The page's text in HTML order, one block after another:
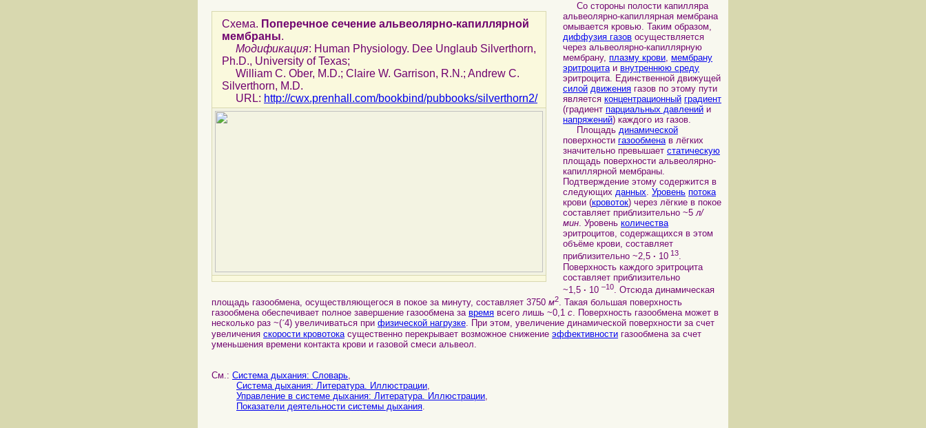
Схема. Поперечное сечение альвеолярно-капиллярной
мембраны.
Модификация: Human Physiology. Dee Unglaub Silverthorn,
Ph.D., University of Texas;
William C. Ober, M.D.; Claire W. Garrison, R.N.; Andrew C.
Silverthorn, M.D.
URL: http://cwx.prenhall.com/bookbind/pubbooks/silverthorn2/
Со стороны полости капилляра
альвеолярно-капиллярная мембрана
омывается кровью. Таким образом,
диффузия газов осуществляется
через альвеолярно-капиллярную
мембрану, плазму крови, мембрану
эритроцитаи внутреннюю среду
эритроцита. Единственной движущей
силой движения газов по этому пути
является концентрационный градиент
(градиент парциальных давлений и
напряжений) каждого из газов.
Площадь динамической
поверхности газообменав лёгких
значительно превышает статическую
площадь поверхности альвеолярно-
капиллярной мембраны.
Подтверждение этому содержится в
следующих данных. Уровень потока
крови (кровоток) через лёгкие в покое
составляет приблизительно ~5л/
мин. Уровень количества
эритроцитов, содержащихся в этом
объёме крови, составляет
приблизительно ~2,5 · 10 13.
Поверхность каждого эритроцита
составляет приблизительно
~1,5 · 10 –10
. Отсюда динамическая
площадь газообмена, осуществляющегося в покое за минуту, составляет 3750 м2. Такая большая поверхность
газообмена обеспечивает полное завершение газообмена за время всего лишь ~0,1 с. Поверхность газообмена может в
несколько раз ~(´4) увеличиваться при физической нагрузке. При этом, увеличение динамической поверхности за счет
увеличения скорости кровотокасущественно перекрывает возможное снижение эффективности газообмена за счет
уменьшения времени контакта крови и газовой смеси альвеол.
См.: Система дыхания: Cловарь,
Система дыхания: Литература. Иллюстрации,
Управление в системе дыхания: Литература. Иллюстрации,
Показатели деятельности системы дыхания.